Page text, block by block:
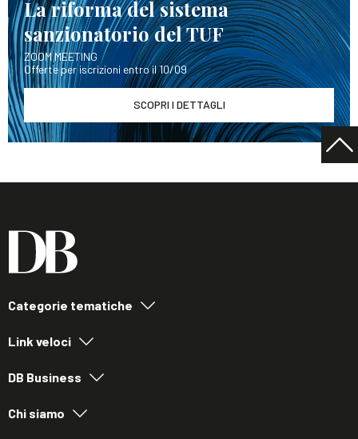
La riforma del sistema
sanzionatorio del TUF
ZOOM MEETING
Offerte per iscrizioni entro il 10/09
SCOPRI I DETTAGLI
Categorie tematiche
Link veloci
DB Business
Chi siamo